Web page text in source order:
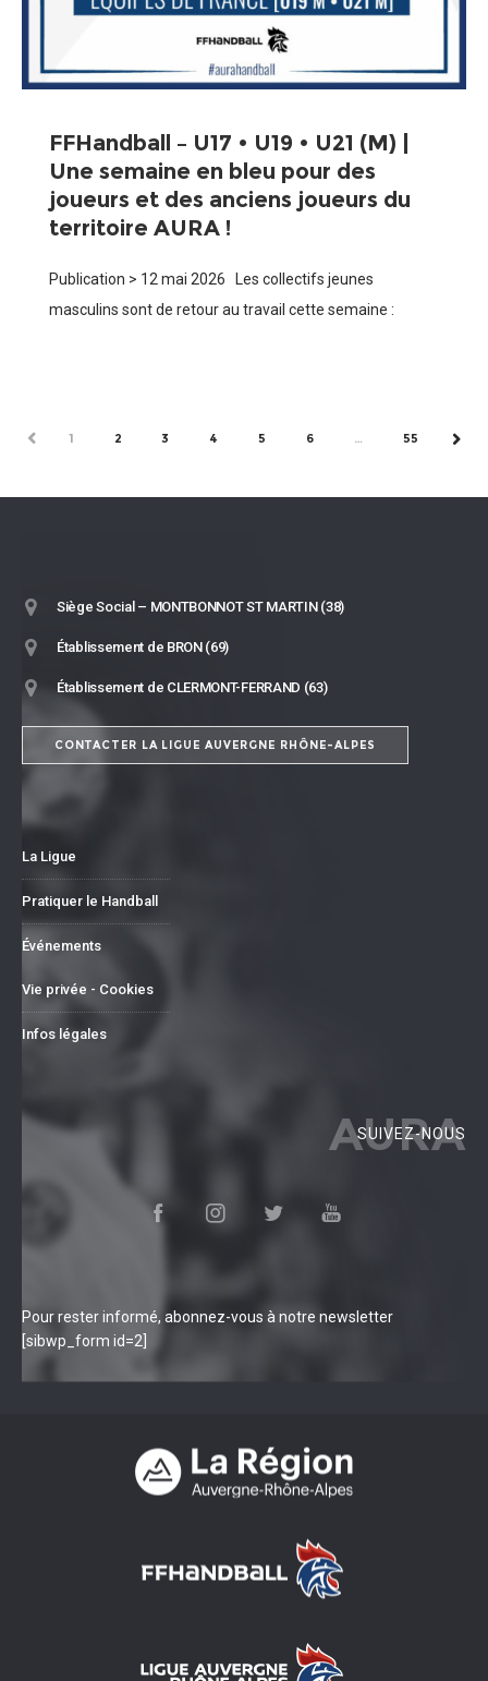
FFHandball – U17 • U19 • U21 (M) |
Une semaine en bleu pour des
joueurs et des anciens joueurs du
territoire AURA !
Publication > 12 mai 2026 Les collectifs jeunes
masculins sont de retour au travail cette semaine :
PRÉCÉDENT
1 2 3 4 5 6 … 55
Siège Social – MONTBONNOT ST MARTIN (38)
Établissement de BRON (69)
Établissement de CLERMONT-FERRAND (63)
CONTACTER LA LIGUE AUVERGNE RHÔNE-ALPES
La Ligue
Pratiquer le Handball
Événements
Vie privée - Cookies
Infos légales
AURA
SUIVEZ-NOUS
Pour rester informé, abonnez-vous à notre newsletter
[sibwp_form id=2]